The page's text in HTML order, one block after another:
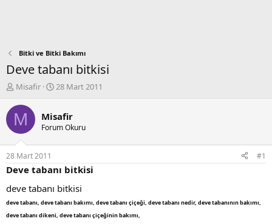
Bitki ve Bitki Bakımı
Deve tabanı bitkisi
K
n
b
y
u
b
a
l
a
t
Misafir
B
l
a
ı
ç
t
a
r
i
28 Mart 2011
M Misafir
Forum Okuru
28 Mart 2011 #1
Deve tabanı bitkisi
deve tabanı bitkisi
deve tabanı, deve tabanı bakımı, deve tabanı çiçeği, deve tabanı nedir, deve tabanının bakımı,
deve tabanı dikeni, deve tabanı çiçeğinin bakımı,